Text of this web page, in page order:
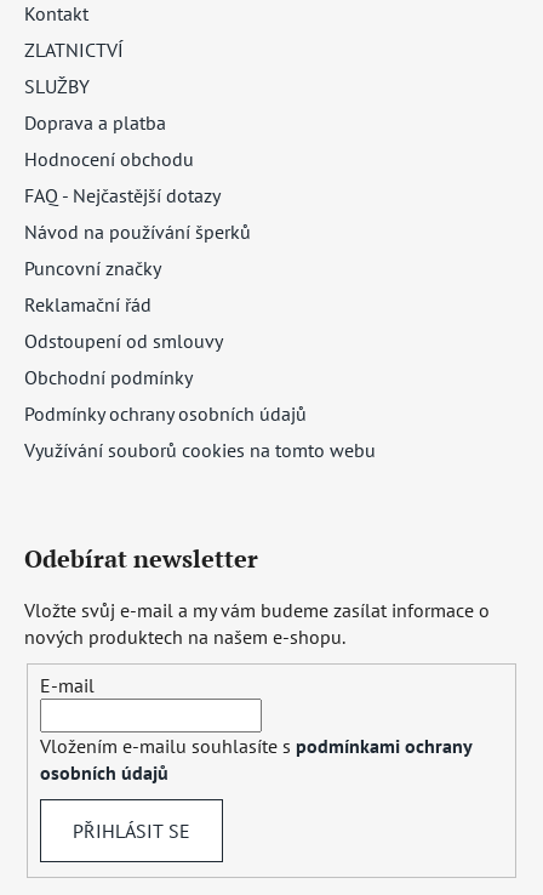
Kontakt
ZLATNICTVÍ
SLUŽBY
Doprava a platba
Hodnocení obchodu
FAQ - Nejčastější dotazy
Návod na používání šperků
Puncovní značky
Reklamační řád
Odstoupení od smlouvy
Obchodní podmínky
Podmínky ochrany osobních údajů
Využívání souborů cookies na tomto webu
Odebírat newsletter
Vložte svůj e-mail a my vám budeme zasílat informace o
nových produktech na našem e-shopu.
E-mail
Vložením e-mailu souhlasíte s podmínkami ochrany
osobních údajů
PŘIHLÁSIT SE